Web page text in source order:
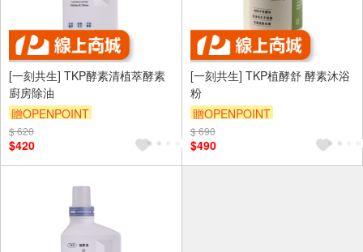
[一刻共生] TKP酵素清植萃酵素
廚房除油
贈OPENPOINT
$ 620
$420
[一刻共生] TKP植酵舒 酵素沐浴
粉
贈OPENPOINT
$ 690
$490